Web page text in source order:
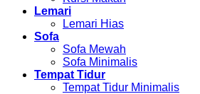
Lemari
Lemari Hias
Sofa
Sofa Mewah
Sofa Minimalis
Tempat Tidur
Tempat Tidur Minimalis